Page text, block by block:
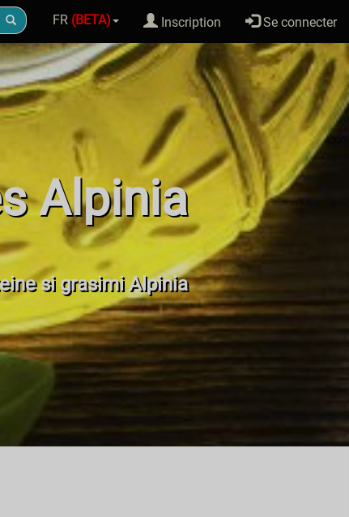
FR (BETA) Inscription Se connecter
Alpinia
si grasimi Alpinia